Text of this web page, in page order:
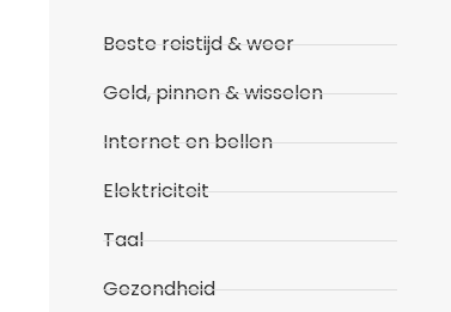
Beste reistijd & weer
Geld, pinnen & wisselen
Internet en bellen
Elektriciteit
Taal
Gezondheid